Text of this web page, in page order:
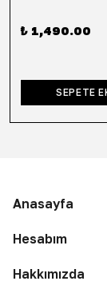
₺ 1,490.00
SEPETE
Anasayfa
Hesabım
Hakkımızda